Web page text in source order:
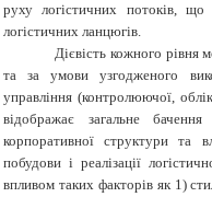
руху логістичних потоків, що
логістичних ланцюгів.
Дієвість кожного рівня
та за умови узгодженого
управління (контролюючої,
відображає загальне
корпоративної структури та
побудови і реалізації
впливом таких факторів як 1)